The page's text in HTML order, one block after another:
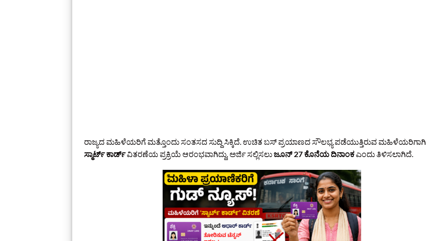
ರಾಜ್ಯದ ಮಹಿಳೆಯರಿಗೆ ಮತ್ತೊಂದು ಸಂತಸದ ಸುದ್ದಿ ಸಿಕ್ಕಿದೆ. ಉಚಿತ ಬಸ್ ಪ್ರಯಾಣದ ಸೌಲಭ್ಯ ಪಡೆಯುತ್ತಿರುವ ಮಹಿಳೆಯರಿಗಾಗಿ
ಸ್ಮಾರ್ಟ್ ಕಾರ್ಡ್ವಿತರಣೆಯ ಪ್ರಕ್ರಿಯೆ ಆರಂಭವಾಗಿದ್ದು, ಅರ್ಜಿ ಸಲ್ಲಿಸಲುಜೂನ್‌ 27 ಕೊನೆಯ ದಿನಾಂಕಎಂದು ತಿಳಿಸಲಾಗಿದೆ.